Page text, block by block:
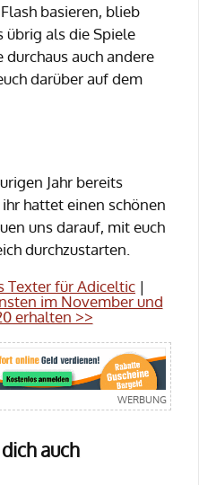
basieren, blieb
übrig als die Spiele
auch andere
darüber auf dem
Jahr bereits
hattet einen schönen
uns darauf, mit euch
durchzustarten.
Texter für Adiceltic |
im November und
erhalten >>
auch